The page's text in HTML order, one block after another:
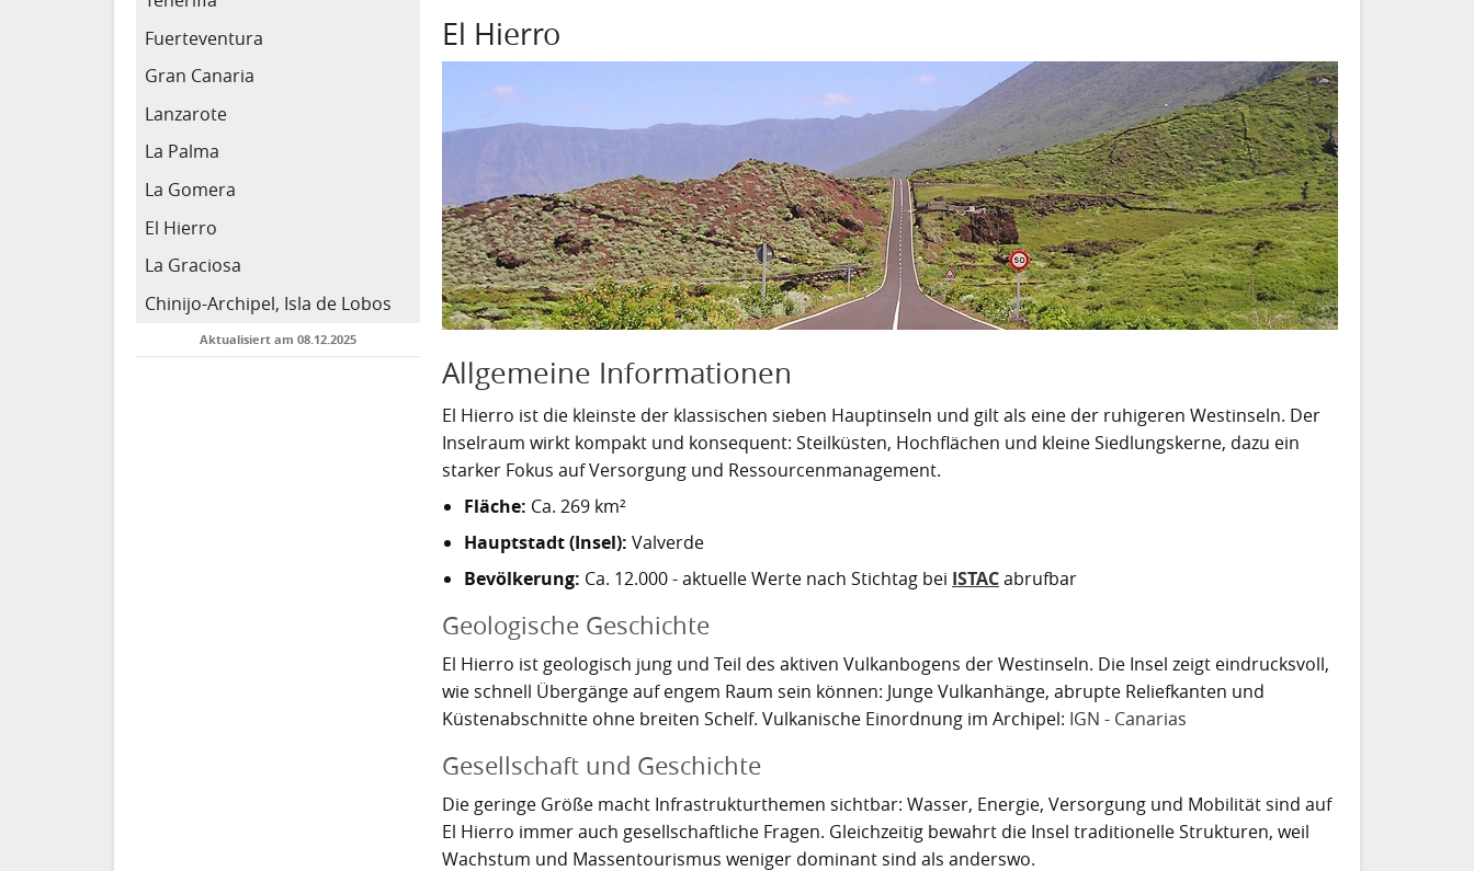
Fuerteventura
Gran Canaria
Lanzarote
La Palma
La Gomera
El Hierro
La Graciosa
Chinijo-Archipel, Isla de Lobos
Aktualisiert am 08.12.2025
El Hierro
Allgemeine Informationen
El Hierro ist die kleinste der klassischen sieben Hauptinseln und gilt als eine der ruhigeren Westinseln. Der
Inselraum wirkt kompakt und konsequent: Steilküsten, Hochflächen und kleine Siedlungskerne, dazu ein
starker Fokus auf Versorgung und Ressourcenmanagement.
Fläche: Ca. 269 km²
Hauptstadt (Insel): Valverde
Bevölkerung: Ca. 12.000 - aktuelle Werte nach Stichtag bei ISTACabrufbar
Geologische Geschichte
El Hierro ist geologisch jung und Teil des aktiven Vulkanbogens der Westinseln. Die Insel zeigt eindrucksvoll,
wie schnell Übergänge auf engem Raum sein können: Junge Vulkanhänge, abrupte Reliefkanten und
Küstenabschnitte ohne breiten Schelf. Vulkanische Einordnung im Archipel: IGN - Canarias
Gesellschaft und Geschichte
Die geringe Größe macht Infrastrukturthemen sichtbar: Wasser, Energie, Versorgung und Mobilität sind auf
El Hierro immer auch gesellschaftliche Fragen. Gleichzeitig bewahrt die Insel traditionelle Strukturen, weil
Wachstum und Massentourismus weniger dominant sind als anderswo.